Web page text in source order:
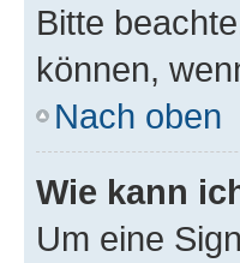
Bitte
können,
Nach oben
Wie kann
Um eine